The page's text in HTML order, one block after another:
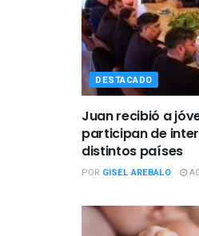
DESTACADO
Juan recibió a
participan de
distintos países
POR GISEL AREBALO